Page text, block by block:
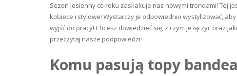
Sezon jesienny co roku zaskakuje nas nowymi trendami! Tej
kobiece i stylowe! Wystarczy je odpowiednio wystylizować,
wyjść do pracy! Chcesz dowiedzieć się, z czym je łączyć oraz
przeczytaj nasze podpowiedzi!
Komu pasują topy